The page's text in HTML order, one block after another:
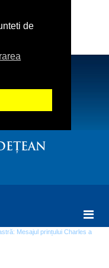
de
Mesajul prințului Charles a